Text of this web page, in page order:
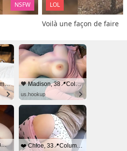
NSFW LOL
Voilà une façon de faire